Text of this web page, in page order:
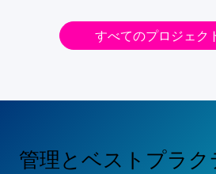
すべてのプロジェク
管理とベストプラク